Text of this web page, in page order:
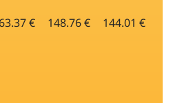
€ 148.76 € 144.01 €